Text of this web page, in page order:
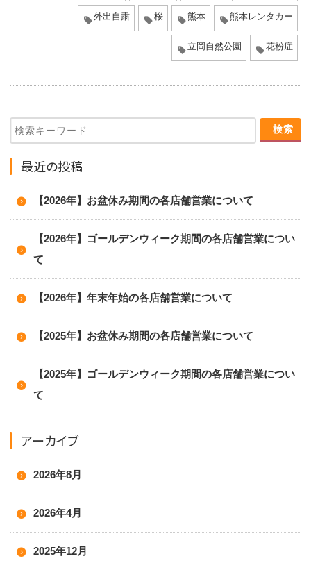
外出自粛 桜 熊本 熊本レンタカー
立岡自然公園 花粉症
最近の投稿
【2026年】お盆休み期間の各店舗営業について
【2026年】ゴールデンウィーク期間の各店舗営業につい
て
【2026年】年末年始の各店舗営業について
【2025年】お盆休み期間の各店舗営業について
【2025年】ゴールデンウィーク期間の各店舗営業につい
て
アーカイブ
2026年8月
2026年4月
2025年12月